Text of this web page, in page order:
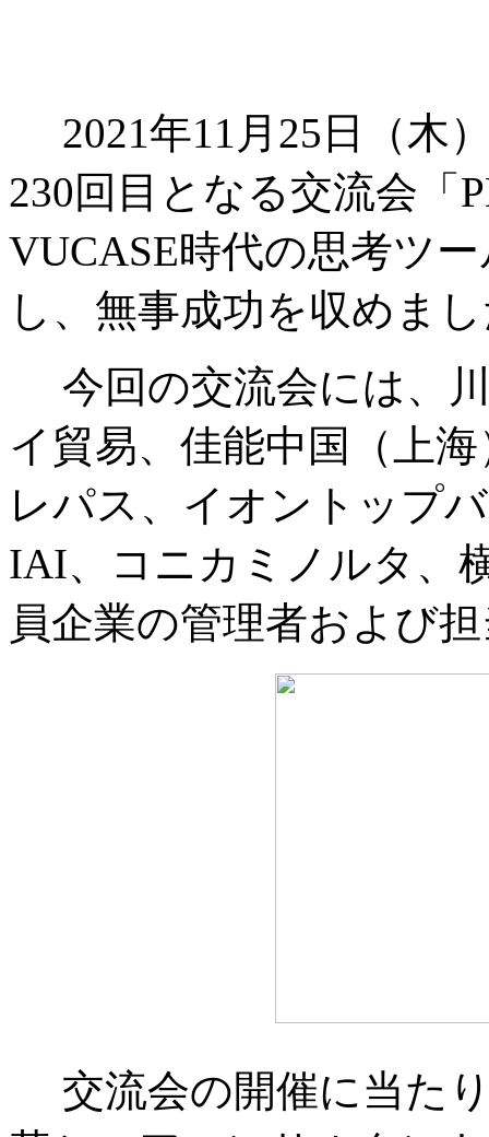
2021年11月25日（木
230回目となる交流会
VUCASE時代の思考ツ
し、無事成功を収めま
今回の交流会には、
イ貿易、佳能中国（上
レパス、イオントップ
IAI、コニカミノルタ、
員企業の管理者および
交流会の開催に当た